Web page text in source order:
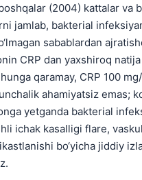
(2004) kattalar va
jamlab, bakterial
sabablardan
CRP dan yaxshiroq
qaramay, CRP 100
ahamiyatsiz emas;
yetganda bakterial
ichak kasalligi flare,
bo‘yicha jiddiy